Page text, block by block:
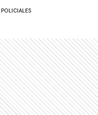
POLICIALES